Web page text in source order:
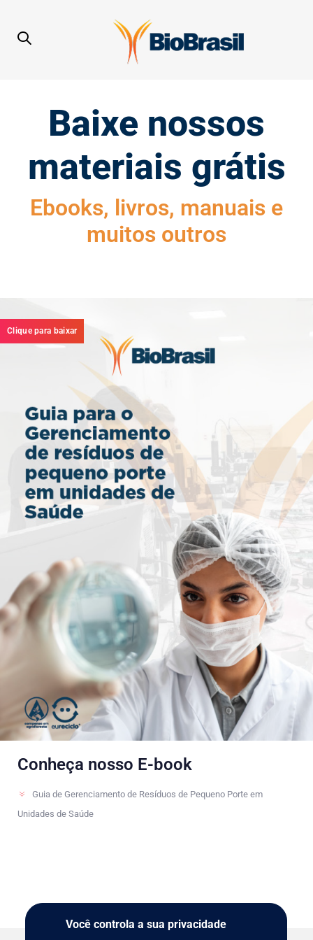
Baixe nossos
materiais grátis
Ebooks, livros, manuais e
muitos outros
Clique para baixar
Conheça nosso E-book
Guia de Gerenciamento de Resíduos de Pequeno Porte em
Unidades de Saúde
Você controla a sua privacidade